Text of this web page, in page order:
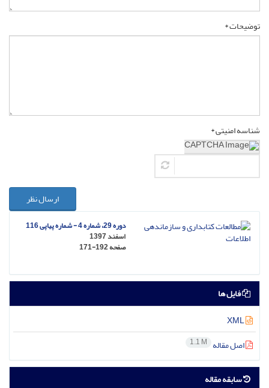
توضیحات *
شناسه امنیتی *
ارسال نظر
دوره 29، شماره 4 - شماره پیاپی 116
اسفند 1397
صفحه171-192
فایل ها
اصل مقاله 1.1 M
سابقه مقاله